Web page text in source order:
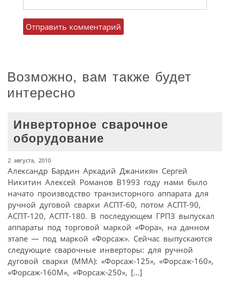
Возможно, вам также будет
интересно
Инверторное сварочное
оборудование
2 августа, 2010
Александр Бардин Аркадий Джаникян Сергей
Никитин Алексей Романов В1993 году нами было
начато производство транзисторного аппарата для
ручной дуговой сварки АСПТ-60, потом АСПТ-90,
АСПТ-120, АСПТ-180. В последующем ГРПЗ выпускал
аппараты под торговой маркой «Фора», на данном
этапе — под маркой «Форсаж». Сейчас выпускаются
следующие сварочные инверторы: для ручной
дуговой сварки (ММА): «Форсаж-125», «Форсаж-160»,
«Форсаж-160M», «Форсаж-250», […]